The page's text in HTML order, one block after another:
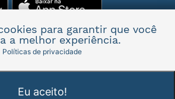
informações
para garantir que você
a melhor experiência.
Políticas de privacidade
Eu aceito!